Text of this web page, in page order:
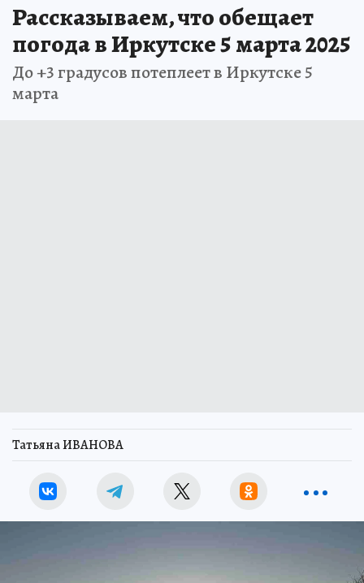
Рассказываем, что обещает
погода в Иркутске 5 марта 2025
До +3 градусов потеплеет в Иркутске 5
марта
Татьяна ИВАНОВА